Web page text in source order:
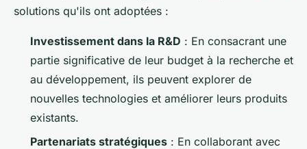
solutions qu'ils ont adoptées :
Investissement dans la R&D : En consacrant une
partie significative de leur budget à la recherche et
au développement, ils peuvent explorer de
nouvelles technologies et améliorer leurs produits
existants.
Partenariats stratégiques : En collaborant avec